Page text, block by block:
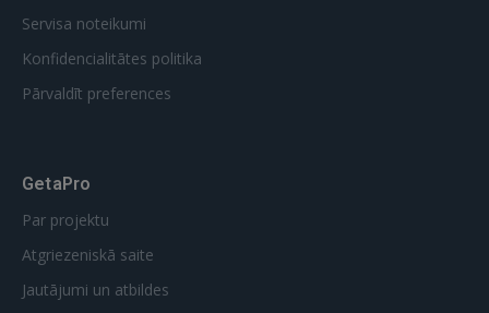
Servisa noteikumi
Konfidencialitātes politika
Pārvaldīt preferences
GetaPro
Par projektu
Atgriezeniskā saite
Jautājumi un atbildes